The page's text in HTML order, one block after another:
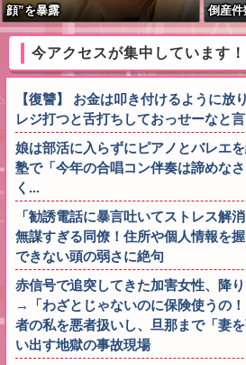
顔”を暴露
倒産件
かけて
今アクセスが集中しています！
【復讐】 お金は叩き付けるように放
レジ打つと舌打ちしておっせーなと言
娘は部活に入らずにピアノとバレエを
塾で「今年の合唱コン伴奏は諦めな
く...
「勧誘電話に暴言吐いてストレス解
無謀すぎる同僚！住所や個人情報を
できない頭の弱さに絶句
赤信号で追突してきた加害女性、降
→「わざとじゃないのに保険使うの
者の私を悪者扱いし、旦那まで「妻
い出す地獄の事故現場